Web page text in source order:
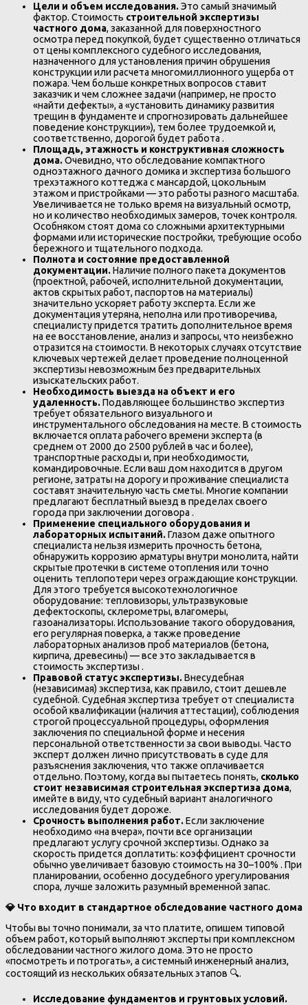
Цели и объем исследования.Это самый значимый
фактор. Стоимость строительной экспертизы
частного дома, заказанной для поверхностного
осмотра перед покупкой, будет существенно отличаться
от цены комплексного судебного исследования,
назначенного для установления причин обрушения
конструкции или расчета многомиллионного ущерба от
пожара. Чем больше конкретных вопросов ставит
заказчик и чем сложнее задачи (например, не просто
«найти дефекты», а «установить динамику развития
трещин в фундаменте и спрогнозировать дальнейшее
поведение конструкции»), тем более трудоемкой и,
соответственно, дорогой будет работа .
Площадь, этажность и конструктивная сложность
дома.Очевидно, что обследование компактного
одноэтажного дачного домика и экспертиза большого
трехэтажного коттеджа с мансардой, цокольным
этажом и пристройками — это работы разного масштаба.
Увеличивается не только время на визуальный осмотр,
но и количество необходимых замеров, точек контроля.
Особняком стоят дома со сложными архитектурными
формами или исторические постройки, требующие особо
бережного и тщательного подхода.
Полнота и состояние предоставленной
документации.Наличие полного пакета документов
(проектной, рабочей, исполнительной документации,
актов скрытых работ, паспортов на материалы)
значительно ускоряет работу эксперта. Если же
документация утеряна, неполна или противоречива,
специалисту придется тратить дополнительное время
на ее восстановление, анализ и запросы, что неизбежно
отразится на стоимости. В некоторых случаях отсутствие
ключевых чертежей делает проведение полноценной
экспертизы невозможным без предварительных
изыскательских работ.
Необходимость выезда на объект и его
удаленность.Подавляющее большинство экспертиз
требует обязательного визуального и
инструментального обследования на месте. В стоимость
включается оплата рабочего времени эксперта (в
среднем от 2000 до 2500 рублей в час и более),
транспортные расходы и, при необходимости,
командировочные. Если ваш дом находится в другом
регионе, затраты на дорогу и проживание специалиста
составят значительную часть сметы. Многие компании
предлагают бесплатный выезд в пределах своего
города при заключении договора .
Применение специального оборудования и
лабораторных испытаний.Глазом даже опытного
специалиста нельзя измерить прочность бетона,
обнаружить коррозию арматуры внутри монолита, найти
скрытые протечки в системе отопления или точно
оценить теплопотери через ограждающие конструкции.
Для этого требуется высокотехнологичное
оборудование: тепловизоры, ультразвуковые
дефектоскопы, склерометры, влагомеры,
газоанализаторы. Использование такого оборудования,
его регулярная поверка, а также проведение
лабораторных анализов проб материалов (бетона,
кирпича, древесины) — все это закладывается в
стоимость экспертизы .
Правовой статус экспертизы.Внесудебная
(независимая) экспертиза, как правило, стоит дешевле
судебной. Судебная экспертиза требует от специалиста
особой квалификации (наличия аттестации), соблюдения
строгой процессуальной процедуры, оформления
заключения по специальной форме и несения
персональной ответственности за свои выводы. Часто
эксперт должен лично присутствовать в суде для
разъяснения заключения, что также оплачивается
отдельно. Поэтому, когда вы пытаетесь понять, сколько
стоит независимая строительная экспертиза дома,
имейте в виду, что судебный вариант аналогичного
исследования будет дороже.
Срочность выполнения работ.Если заключение
необходимо «на вчера», почти все организации
предлагают услугу срочной экспертизы. Однако за
скорость придется доплатить: коэффициент срочности
обычно увеличивает базовую стоимость на 30–100% . При
планировании, особенно досудебного урегулирования
спора, лучше заложить разумный временной запас.
💎 Что входит в стандартное обследование частного дома
Чтобы вы точно понимали, за что платите, опишем типовой
объем работ, который выполняют эксперты при комплексном
обследовании частного жилого дома. Это не просто
«посмотреть и потрогать», а системный инженерный анализ,
состоящий из нескольких обязательных этапов 🔍.
Исследование фундаментов и грунтовых условий.